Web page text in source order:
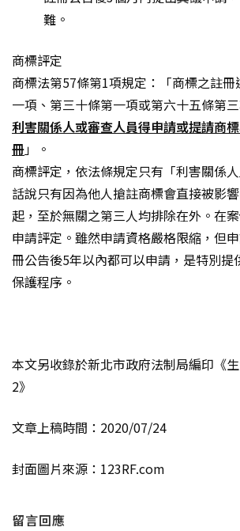
難。
商標評定
商標法第57條第1項規定：「商標之註
一項、第三十條第一項或第六十五條第
利害關係人或審查人員得申請或提請商
冊」。
商標評定，依法條規定只有「利害關係
話說只有因為他人搶註商標會直接被影
起，至於無關之第三人均排除在外。在
申請評定。雖然申請資格嚴格限縮，但
冊公告後5年以內都可以申請，是特別提
保護程序。
本文另收錄於新北市政府法制局編印《
2》
文章上稿時間：2020/07/24
封面圖片來源：123RF.com
留言回應